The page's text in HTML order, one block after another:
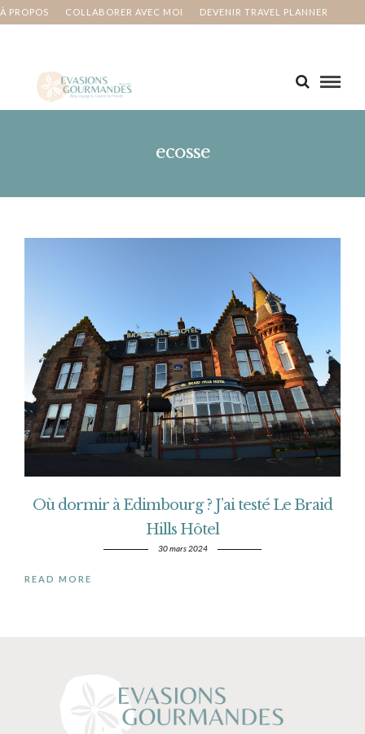
À PROPOS COLLABORER AVEC MOI DEVENIR TRAVEL PLANNER
ecosse
Où dormir à Edimbourg ? J’ai testé Le Braid
Hills Hôtel
30 mars 2024
READ MORE